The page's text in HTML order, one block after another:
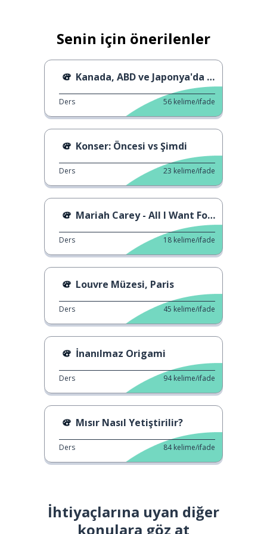
Senin için önerilenler
Kanada, ABD ve Japonya'da Yeni Yıl Gelenekleri
Ders 56 kelime/ifade
Konser: Öncesi vs Şimdi
Ders 23 kelime/ifade
Mariah Carey - All I Want For Christmas
Ders 18 kelime/ifade
Louvre Müzesi, Paris
Ders 45 kelime/ifade
İnanılmaz Origami
Ders 94 kelime/ifade
Mısır Nasıl Yetiştirilir?
Ders 84 kelime/ifade
İhtiyaçlarına uyan diğer
konulara göz at